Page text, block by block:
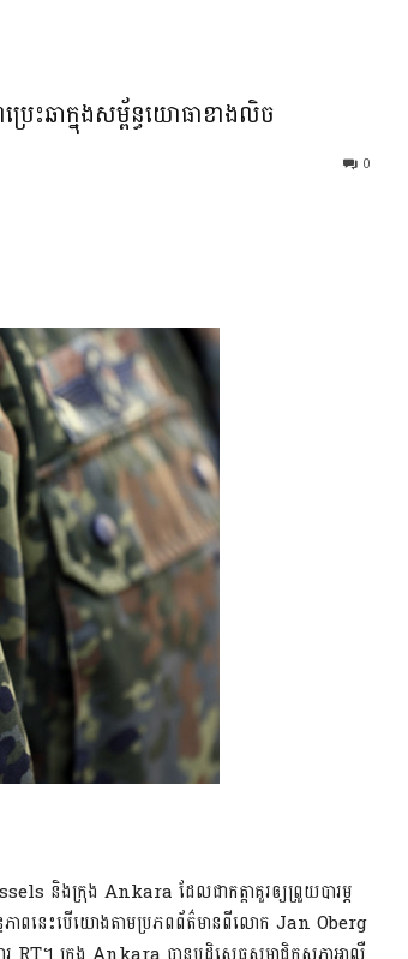
រេះឆាក្នុងសម្ព័ន្ធយោធាខាងលិច
0
និងក្រុង Ankara ដែលជាកត្តាគួរឲ្យព្រួយបារម្ភ
ាពនេះបើយោងតាមប្រភពព័ត៌មានពីលោក Jan Oberg